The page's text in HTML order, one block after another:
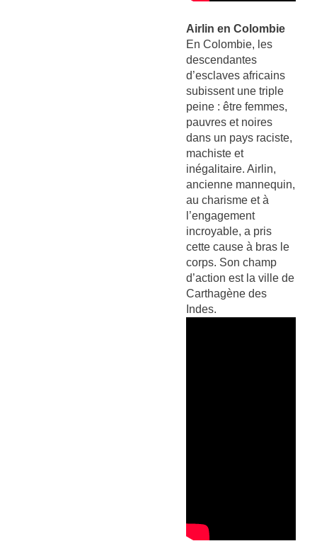
Airlin en Colombie
En Colombie, les
descendantes
d’esclaves africains
subissent une triple
peine : être femmes,
pauvres et noires
dans un pays raciste,
machiste et
inégalitaire. Airlin,
ancienne mannequin,
au charisme et à
l’engagement
incroyable, a pris
cette cause à bras le
corps. Son champ
d’action est la ville de
Carthagène des
Indes.